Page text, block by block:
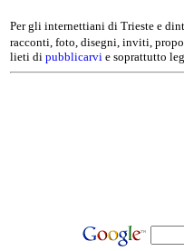
Per gli internettiani di Trieste e
racconti, foto, disegni, inviti,
lieti di pubblicarvi e soprattutto